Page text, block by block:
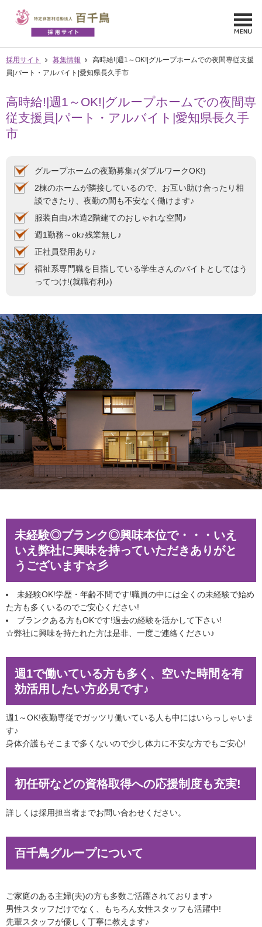
採用サイト 募集情報
高時給!|週1～OK!|グループホームでの夜間専従支援
員|パート・アルバイト|愛知県長久手市
高時給!|週1～OK!|グループホームでの夜間専
従支援員|パート・アルバイト|愛知県長久手
市
グループホームの夜勤募集♪(ダブルワークOK!)
2棟のホームが隣接しているので、お互い助け合ったり相
談できたり、夜勤の間も不安なく働けます♪
服装自由♪木造2階建てのおしゃれな空間♪
週1勤務～ok♪残業無し♪
正社員登用あり♪
福祉系専門職を目指している学生さんのバイトとしてはう
ってつけ!(就職有利♪)
未経験◎ブランク◎興味本位で・・・いえ
いえ弊社に興味を持っていただきありがと
うございます☆彡
未経験OK!学歴・年齢不問です!職員の中には全くの未経験で始め
た方も多くいるのでご安心ください!
ブランクある方もOKです!過去の経験を活かして下さい!
☆弊社に興味を持たれた方は是非、一度ご連絡ください♪
週1で働いている方も多く、空いた時間を有
効活用したい方必見です♪
週1～OK!夜勤専従でガッツリ働いている人も中にはいらっしゃいま
す♪
身体介護もそこまで多くないので少し体力に不安な方でもご安心!
初任研などの資格取得への応援制度も充実!
詳しくは採用担当者までお問い合わせください。
百千鳥グループについて
ご家庭のある主婦(夫)の方も多数ご活躍されております♪
男性スタッフだけでなく、もちろん女性スタッフも活躍中!
先輩スタッフが優しく丁寧に教えます♪